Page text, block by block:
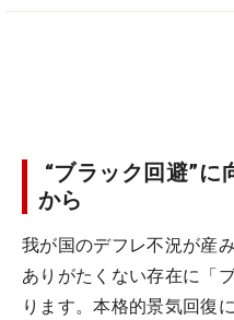
“ブラック回避”に
から
我が国のデフレ不況が産
ありがたくない存在に「
ります。本格的景気回復